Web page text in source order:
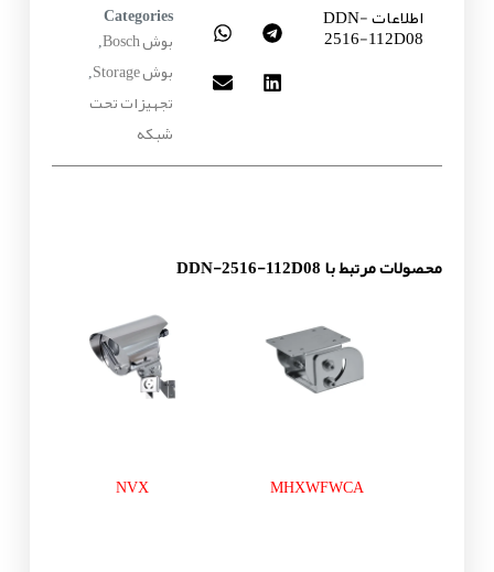
اطلاعات DDN-
2516-112D08
Categories
بوش Bosch ,
بوش Storage ,
تجهیزات تحت
شبکه
محصولات مرتبط با DDN-2516-112D08
MHXWFWCA
NVX